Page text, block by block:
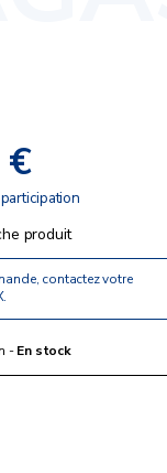
€
produit
contactez votre
-En stock